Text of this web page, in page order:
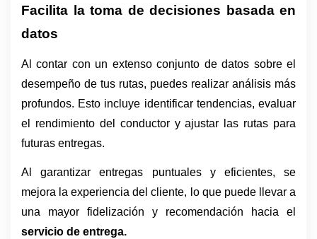
Facilita la toma de decisiones basada en
datos
Al contar con un extenso conjunto de datos sobre el
desempeño de tus rutas, puedes realizar análisis más
profundos. Esto incluye identificar tendencias, evaluar
el rendimiento del conductor y ajustar las rutas para
futuras entregas.
Al garantizar entregas puntuales y eficientes, se
mejora la experiencia del cliente, lo que puede llevar a
servicio de entrega.